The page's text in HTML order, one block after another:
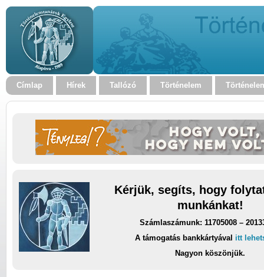
Címlap Hírek Tallózó Történelem
Kérjük, segíts, hogy
munkánkat!
Számlaszámunk: 11705008 –
A támogatás bankkártyával itt
Nagyon köszönjük.